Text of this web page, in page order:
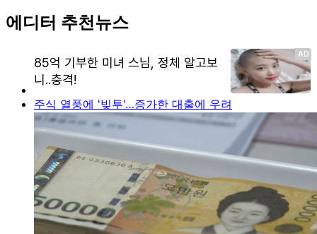
에디터 추천뉴스
주식 열풍에 '빚투'…증가한 대출에 우려